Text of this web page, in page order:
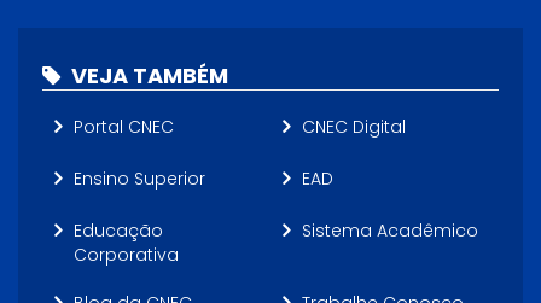
VEJA TAMBÉM
Portal CNEC CNEC Digital
Ensino Superior EAD
Educação
Corporativa
Sistema Acadêmico